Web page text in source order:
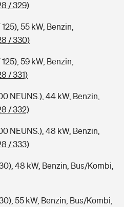
/ 329)
55 kW, Benzin,
/ 330)
59 kW, Benzin,
/ 331)
NEUNS.), 44 kW, Benzin,
/ 332)
NEUNS.), 48 kW, Benzin,
/ 333)
48 kW, Benzin, Bus/Kombi,
55 kW, Benzin, Bus/Kombi,